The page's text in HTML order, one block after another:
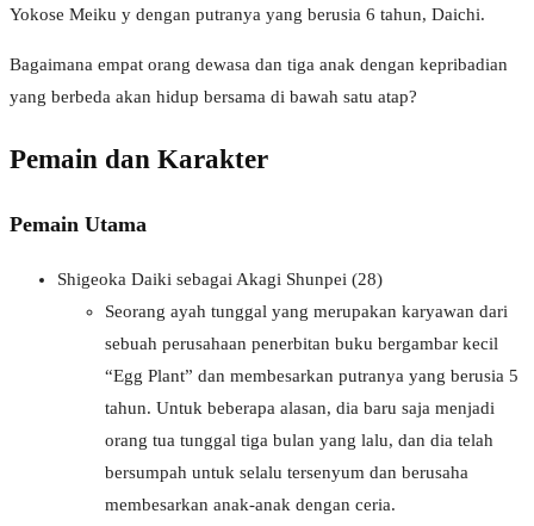
Yokose Meiku y dengan putranya yang berusia 6 tahun, Daichi.
Bagaimana empat orang dewasa dan tiga anak dengan kepribadian
yang berbeda akan hidup bersama di bawah satu atap?
Pemain dan Karakter
Pemain Utama
Shigeoka Daiki sebagai Akagi Shunpei (28)
Seorang ayah tunggal yang merupakan karyawan dari
sebuah perusahaan penerbitan buku bergambar kecil
“Egg Plant” dan membesarkan putranya yang berusia 5
tahun. Untuk beberapa alasan, dia baru saja menjadi
orang tua tunggal tiga bulan yang lalu, dan dia telah
bersumpah untuk selalu tersenyum dan berusaha
membesarkan anak-anak dengan ceria.